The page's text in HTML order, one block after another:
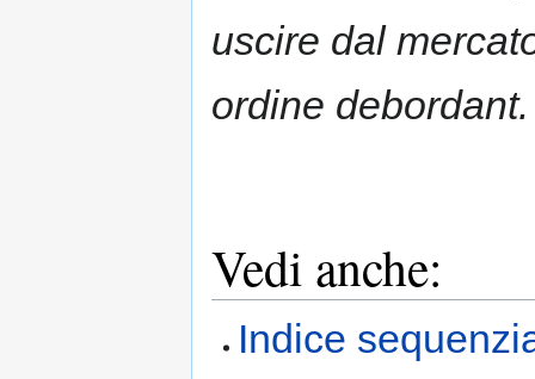
uscire dal
ordine debordant.
Vedi anche:
Indice